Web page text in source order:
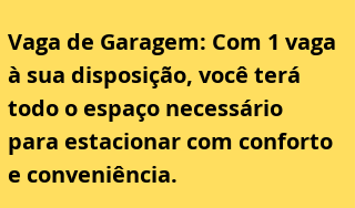
Vaga de Garagem: Com 1 vaga
à sua disposição, você terá
todo o espaço necessário
para estacionar com conforto
e conveniência.